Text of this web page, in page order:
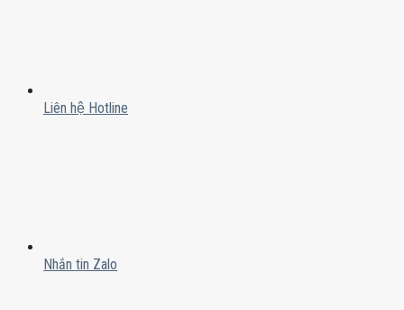
Liên hệ Hotline
Nhắn tin Zalo